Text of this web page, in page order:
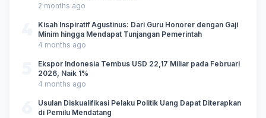
2 months ago
Kisah Inspiratif Agustinus: Dari Guru Honorer dengan Gaji
Minim hingga Mendapat Tunjangan Pemerintah
4 months ago
Ekspor Indonesia Tembus USD 22,17 Miliar pada Februari
2026, Naik 1%
4 months ago
Usulan Diskualifikasi Pelaku Politik Uang Dapat Diterapkan
di Pemilu Mendatang